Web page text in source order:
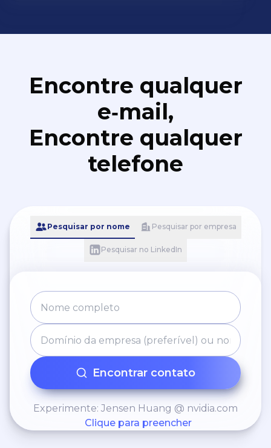
Encontre qualquer
e‑mail,
Encontre qualquer
telefone
Pesquisar por nome Pesquisar por empresa
Pesquisar no LinkedIn
Encontrar contato
Experimente: Jensen Huang @ nvidia.com
Clique para preencher